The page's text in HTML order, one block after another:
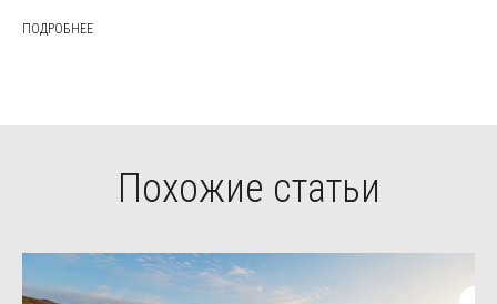
ПОДРОБНЕЕ
Похожие статьи